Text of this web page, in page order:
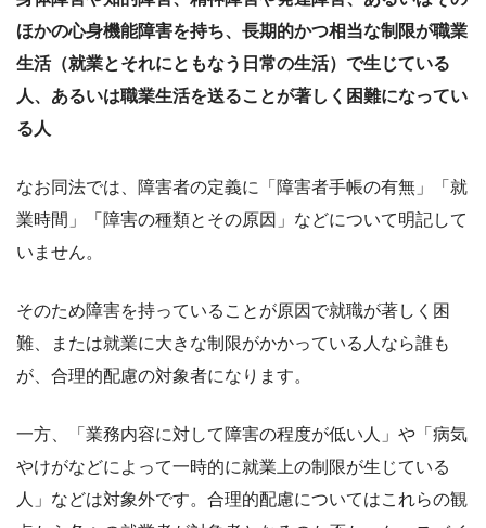
ほかの心身機能障害を持ち、長期的かつ相当な制限が職業
生活（就業とそれにともなう日常の生活）で生じている
人、あるいは職業生活を送ることが著しく困難になってい
る人
なお同法では、障害者の定義に「障害者手帳の有無」「就
業時間」「障害の種類とその原因」などについて明記して
いません。
そのため障害を持っていることが原因で就職が著しく困
難、または就業に大きな制限がかかっている人なら誰も
が、合理的配慮の対象者になります。
一方、「業務内容に対して障害の程度が低い人」や「病気
やけがなどによって一時的に就業上の制限が生じている
人」などは対象外です。合理的配慮についてはこれらの観